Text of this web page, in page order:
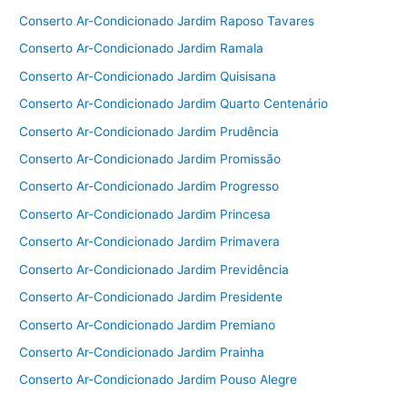
Conserto Ar-Condicionado Jardim Raposo Tavares
Conserto Ar-Condicionado Jardim Ramala
Conserto Ar-Condicionado Jardim Quisisana
Conserto Ar-Condicionado Jardim Quarto Centenário
Conserto Ar-Condicionado Jardim Prudência
Conserto Ar-Condicionado Jardim Promissão
Conserto Ar-Condicionado Jardim Progresso
Conserto Ar-Condicionado Jardim Princesa
Conserto Ar-Condicionado Jardim Primavera
Conserto Ar-Condicionado Jardim Previdência
Conserto Ar-Condicionado Jardim Presidente
Conserto Ar-Condicionado Jardim Premiano
Conserto Ar-Condicionado Jardim Prainha
Conserto Ar-Condicionado Jardim Pouso Alegre